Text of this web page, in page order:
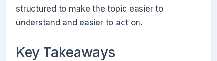
structured to make the topic easier to
understand and easier to act on.
Key Takeaways